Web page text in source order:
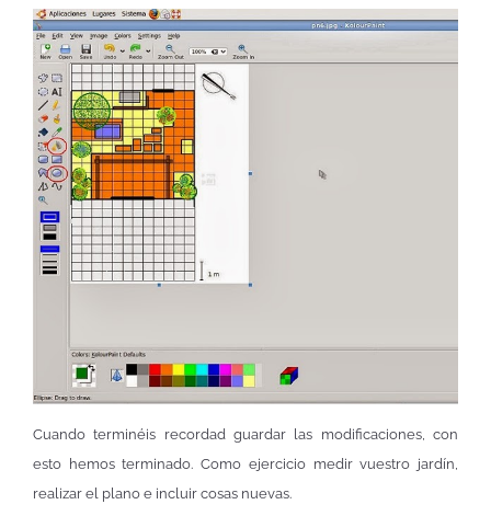
Cuando terminéis recordad guardar las modificaciones, con
esto hemos terminado. Como ejercicio medir vuestro jardín,
realizar el plano e incluir cosas nuevas.